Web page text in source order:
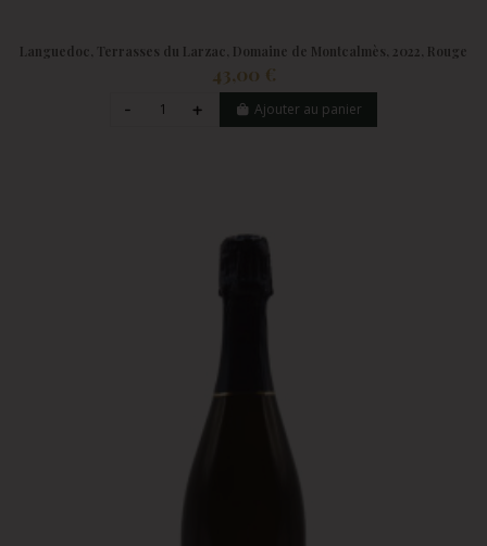
Languedoc, Terrasses du Larzac, Domaine de Montcalmès, 2022, Rouge
43,00 €
Ajouter au panier